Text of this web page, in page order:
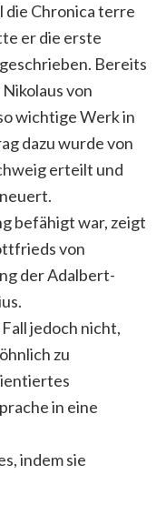
die Chronica terre
er die erste
Bereits
von
wichtige Werk in
dazu wurde von
erteilt und
befähigt war, zeigt
von
der Adalbert-
jedoch nicht,
zu
in eine
indem sie